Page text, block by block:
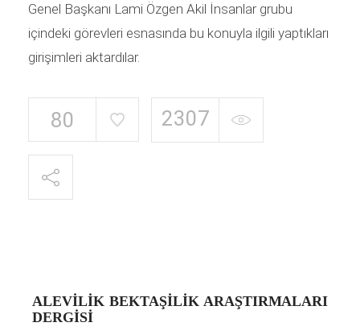
Genel Başkanı Lami Özgen Akil İnsanlar grubu
içindeki görevleri esnasında bu konuyla ilgili yaptıkları
girişimleri aktardılar.
80 2307
ALEVILIK BEKTAŞILIK ARAŞTIRMALARI
DERGISI